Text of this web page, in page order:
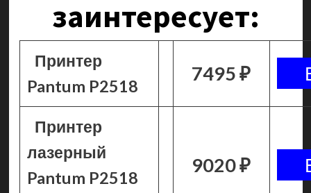
заинтересует:
Принтер
Pantum P2518
7495 ₽
Принтер
лазерный
Pantum P2518
9020 ₽